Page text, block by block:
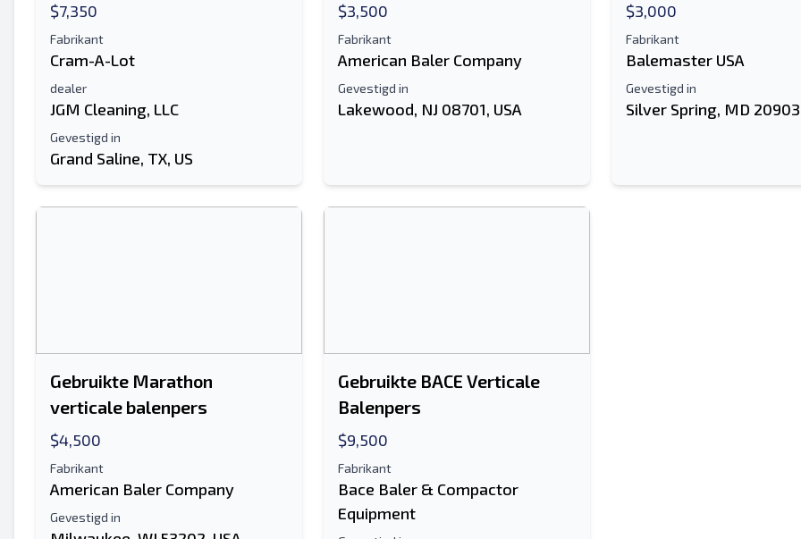
$7,350
Fabrikant
Cram-A-Lot
dealer
JGM Cleaning, LLC
Gevestigd in
Grand Saline, TX, US
$3,500
Fabrikant
American Baler Company
Gevestigd in
Lakewood, NJ 08701, USA
$3,000
Fabrikant
Balemaster USA
Gevestigd in
Silver Spring, MD
Gebruikte Marathon
verticale balenpers
$4,500
Fabrikant
American Baler Company
Gevestigd in
Gebruikte BACE Verticale
Balenpers
$9,500
Fabrikant
Bace Baler & Compactor
Equipment